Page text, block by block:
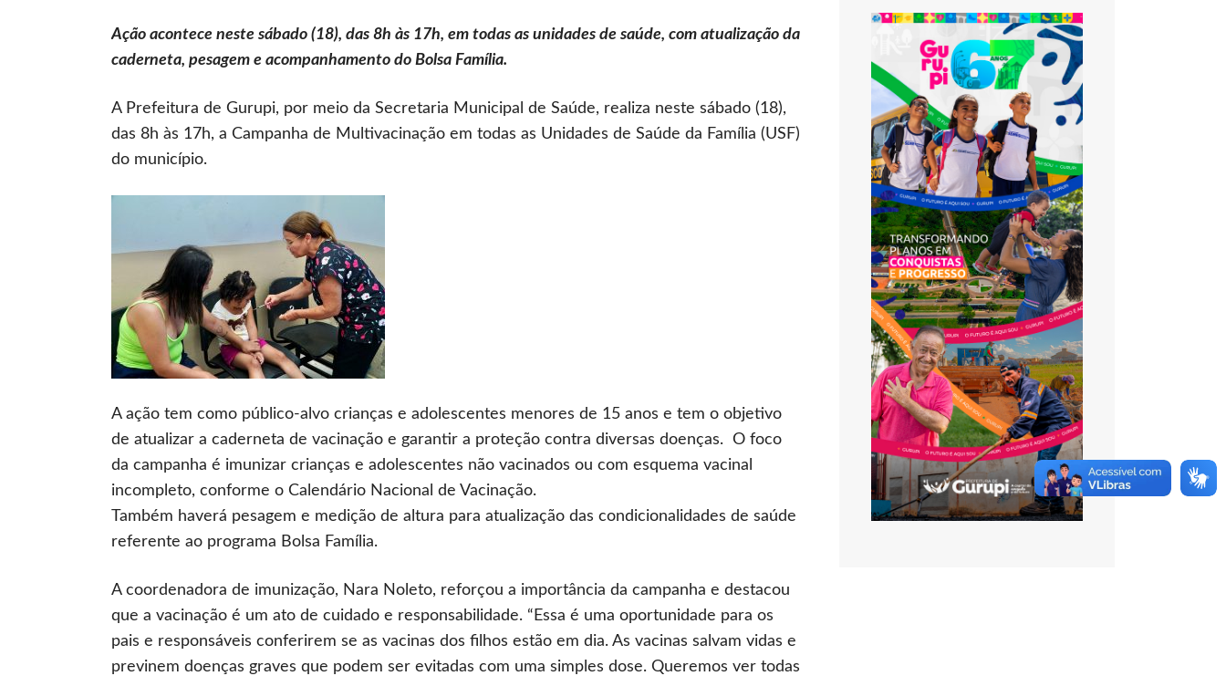
Ação acontece neste sábado (18), das 8h às 17h, em todas as unidades de saúde, com atualização da
caderneta, pesagem e acompanhamento do Bolsa Família.
A Prefeitura de Gurupi, por meio da Secretaria Municipal de Saúde, realiza neste sábado (18),
das 8h às 17h, a Campanha de Multivacinação em todas as Unidades de Saúde da Família (USF)
do município.
A ação tem como público-alvo crianças e adolescentes menores de 15 anos e tem o objetivo
de atualizar a caderneta de vacinação e garantir a proteção contra diversas doenças. O foco
da campanha é imunizar crianças e adolescentes não vacinados ou com esquema vacinal
incompleto, conforme o Calendário Nacional de Vacinação.
Também haverá pesagem e medição de altura para atualização das condicionalidades de saúde
referente ao programa Bolsa Família.
A coordenadora de imunização, Nara Noleto, reforçou a importância da campanha e destacou
que a vacinação é um ato de cuidado e responsabilidade. “Essa é uma oportunidade para os
pais e responsáveis conferirem se as vacinas dos filhos estão em dia. As vacinas salvam vidas e
previnem doenças graves que podem ser evitadas com uma simples dose. Queremos ver todas